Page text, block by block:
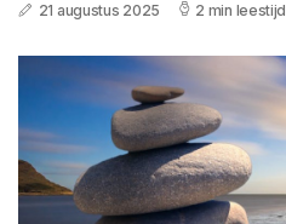
21 augustus 2025 2 min leestijd